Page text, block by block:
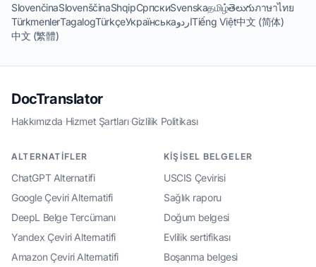
SlovenčinaSlovenščinaShqipСрпскиSvenskaதமிழ்తెలుగుภาษาไทย
TürkmenlerTagalogTürkçeУкраїнськаاردوTiếng Việt中文 (简体)
中文 (繁體)
DocTranslator
Hakkımızda·Hizmet Şartları·Gizlilik Politikası
ALTERNATIFLER
ChatGPT Alternatifi
Google Çeviri Alternatifi
DeepL Belge Tercümanı
Yandex Çeviri Alternatifi
Amazon Çeviri Alternatifi
KIŞISEL BELGELER
USCIS Çevirisi
Sağlık raporu
Doğum belgesi
Evlilik sertifikası
Boşanma belgesi